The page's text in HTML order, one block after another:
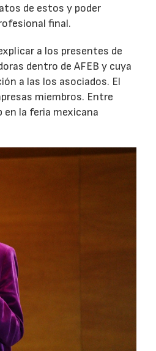
de estos y poder
final.
a los presentes de
dentro de AFEB y cuya
a las los asociados. El
miembros. Entre
la feria mexicana